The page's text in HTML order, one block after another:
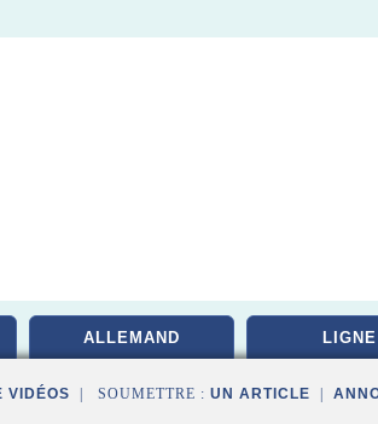
ALLEMAND LIGNE
VIDÉOS | SOUMETTRE : UN ARTICLE